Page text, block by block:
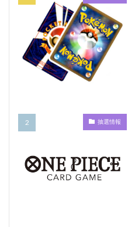
抽選情報